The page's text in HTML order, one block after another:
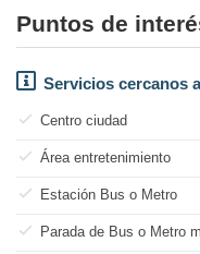
Puntos de
Servicios cercanos
Centro ciudad
Área entretenimiento
Estación Bus o Metro
Parada de Bus o Metro